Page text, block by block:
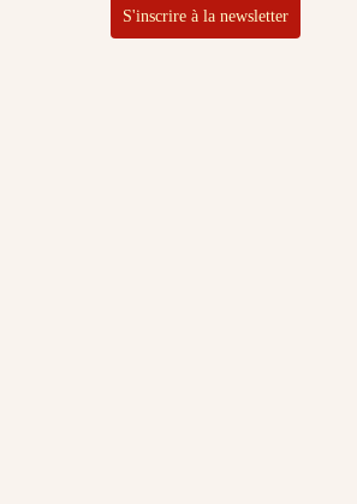
S'inscrire à la newsletter